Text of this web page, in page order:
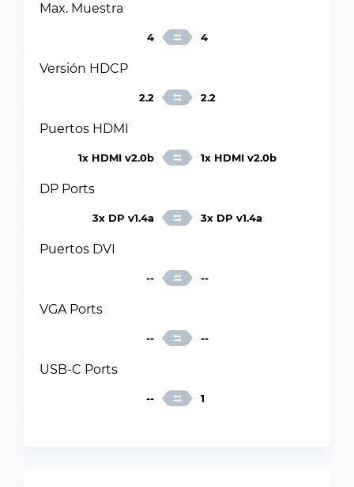
Max. Muestra
4 4
Versión HDCP
2.2 2.2
Puertos HDMI
1x HDMI v2.0b 1x HDMI v2.0b
DP Ports
3x DP v1.4a 3x DP v1.4a
Puertos DVI
-- --
VGA Ports
-- --
USB-C Ports
-- 1